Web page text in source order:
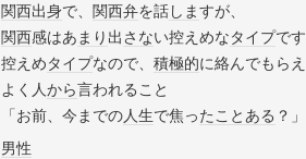
関西出身で、 関西弁を話しますが、
関西感はあまり 出 さない控えめなタイプです
控えめタイプなので、 積極的に絡んでもら
よく人から言われること
「お前、今までの人生で焦ったこ とある ？」
男性